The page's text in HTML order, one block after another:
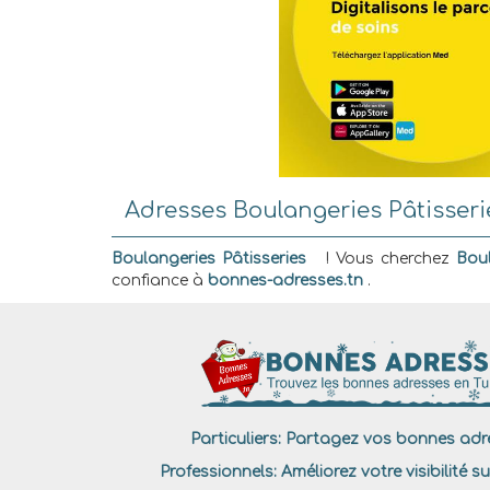
Adresses Boulangeries
Boulangeries Pâtisseries ! Vous cherchez
confiance à bonnes-adresses.tn .
Particuliers:Partagez vos bonnes
Professionnels:Améliorez votre visibilité